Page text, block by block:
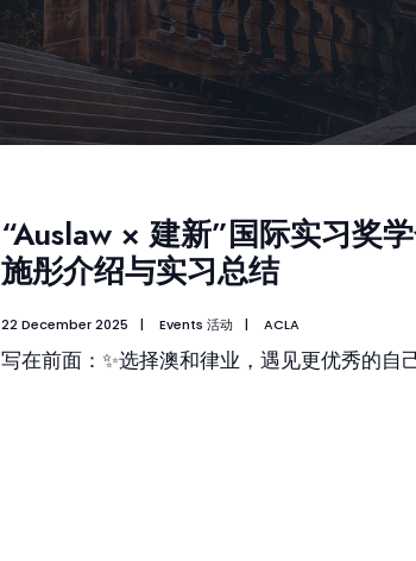
“Auslaw × 建新”国际实习奖
施彤介绍与实习总结
22 December 2025 | Events 活动 | ACLA
写在前面：✨选择澳和律业，遇见更优秀的自